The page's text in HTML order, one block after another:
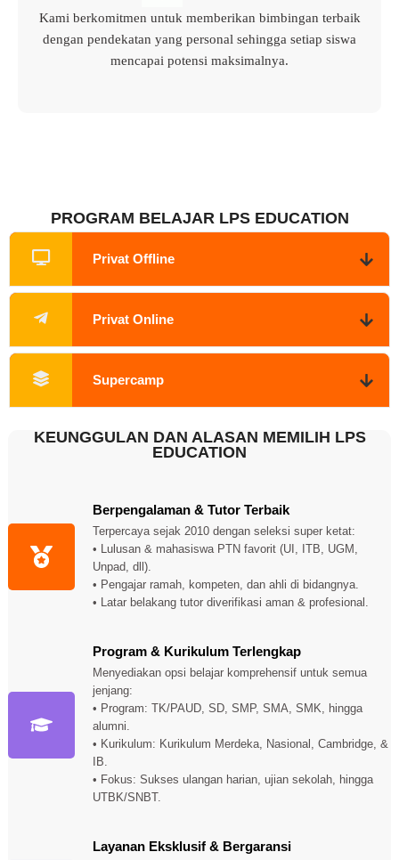
Kami berkomitmen untuk memberikan bimbingan terbaik
dengan pendekatan yang personal sehingga setiap siswa
mencapai potensi maksimalnya.
PROGRAM BELAJAR LPS EDUCATION
Privat Offline
Privat Online
Supercamp
KEUNGGULAN DAN ALASAN MEMILIH LPS
EDUCATION
Berpengalaman & Tutor Terbaik
Terpercaya sejak 2010 dengan seleksi super ketat:
• Lulusan & mahasiswa PTN favorit (UI, ITB, UGM,
Unpad, dll).
• Pengajar ramah, kompeten, dan ahli di bidangnya.
• Latar belakang tutor diverifikasi aman & profesional.
Program & Kurikulum Terlengkap
Menyediakan opsi belajar komprehensif untuk semua
jenjang:
• Program: TK/PAUD, SD, SMP, SMA, SMK, hingga
alumni.
• Kurikulum: Kurikulum Merdeka, Nasional, Cambridge, &
IB.
• Fokus: Sukses ulangan harian, ujian sekolah, hingga
UTBK/SNBT.
Layanan Eksklusif & Bergaransi